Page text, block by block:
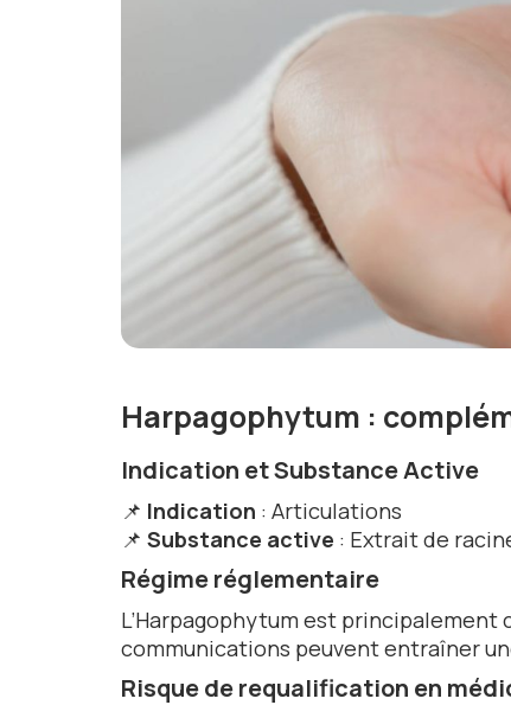
Harpagophytum :
Indication et Substance Active
📌 Indication : Articulations
📌 Substance active : Extrait de
Régime réglementaire
L’Harpagophytum est
communications peuvent entraîner
Risque de requalification en